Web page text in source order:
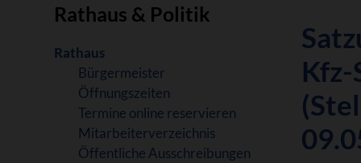
Rathaus & Politik
Navigation
überspringen
Rathaus
Bürgermeister
Öffnungszeiten
Termine online reservieren
Mitarbeiterverzeichnis
Öffentliche Ausschreibungen